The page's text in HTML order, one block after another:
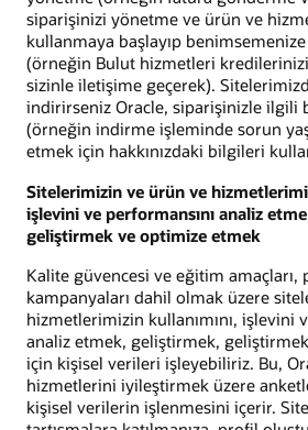
siparişinizi yönetme ve ürün ve
kullanmaya başlayıp benimsemenize
(örneğin Bulut hizmetleri
sizinle iletişime geçerek).
indirirseniz Oracle, siparişinizle ilgili
(örneğin indirme işleminde sorun
etmek için hakkınızdaki bilgileri
Sitelerimizin ve ürün ve
işlevini ve performansını analiz
geliştirmek ve optimize etmek
Kalite güvencesi ve eğitim amaçları,
kampanyaları dahil olmak üzere
hizmetlerimizin kullanımını, işlevini
analiz etmek, geliştirmek,
için kişisel verileri işleyebiliriz. Bu,
hizmetlerini iyileştirmek üzere
kişisel verilerin işlenmesini içerir.